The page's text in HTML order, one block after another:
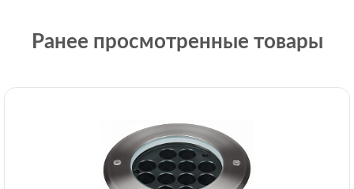
Ранее просмотренные товары